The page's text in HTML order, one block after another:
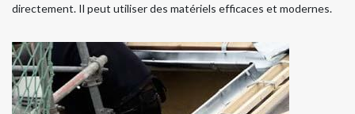
directement. Il peut utiliser des matériels efficaces et modernes.